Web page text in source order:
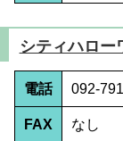
シティハロー
電話 092-
FAX なし